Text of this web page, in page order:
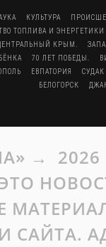
КУЛЬТУРА
ТОПЛИВА И
КРЫМ.
70 ЛЕТ ПОБЕДЫ.
ЕВПАТОРИЯ
СУДАК
БЕЛОГОРСК
→ 2026
ЭТО
САЙТА.